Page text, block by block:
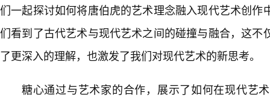
们一起探讨如何将唐伯虎的艺术理念融入现代艺术创作
们看到了古代艺术与现代艺术之间的碰撞与融合，这不
了更深入的理解，也激发了我们对现代艺术的新思考。
糖心通过与艺术家的合作，展示了如何在现代艺